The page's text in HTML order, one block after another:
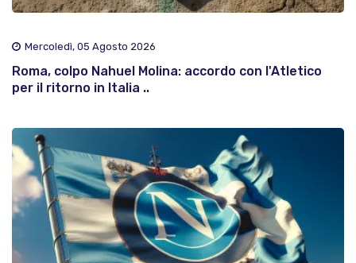
Mercoledì, 05 Agosto 2026
Roma, colpo Nahuel Molina: accordo con l'Atletico
per il ritorno in Italia ..